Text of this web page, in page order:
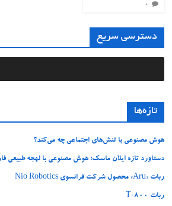
۰
دسترسی سریع
تازه‌ها
هوش مصنوعی با تنش‌های اجتماعی چه می‌کند؟
دستاورد تازه ایلان ماسک؛ هوش مصنوعی با لهجه طبیعی
ربات «Aru» محصول شرکت فرانسوی Nio Robotics
ربات T‑800